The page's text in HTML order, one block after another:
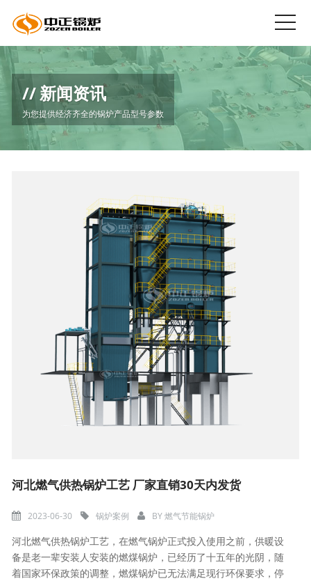
新闻资讯
为您提供经济齐全的锅炉产品型号参数
河北燃气供热锅炉工艺 厂家直销30天内发货
2023-06-30 锅炉案例 BY燃气节能锅炉
河北燃气供热锅炉工艺，在燃气锅炉正式投入使用之前，供暖设
备是老一辈安装人安装的燃煤锅炉，已经历了十五年的光阴，随
着国家环保政策的调整，燃煤锅炉已无法满足现行环保要求，停